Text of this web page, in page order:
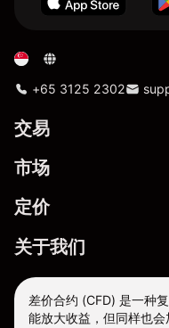
+65 3125 2302
交易
市场
定价
关于我们
差价合约 (CFD) 是一种
能放大收益，但同样也会